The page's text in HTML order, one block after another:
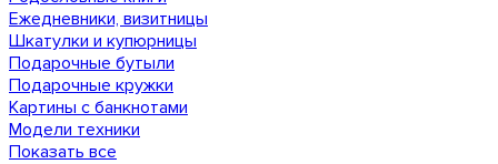
Ежедневники, визитницы
Шкатулки и купюрницы
Подарочные бутыли
Подарочные кружки
Картины с банкнотами
Модели техники
Показать все